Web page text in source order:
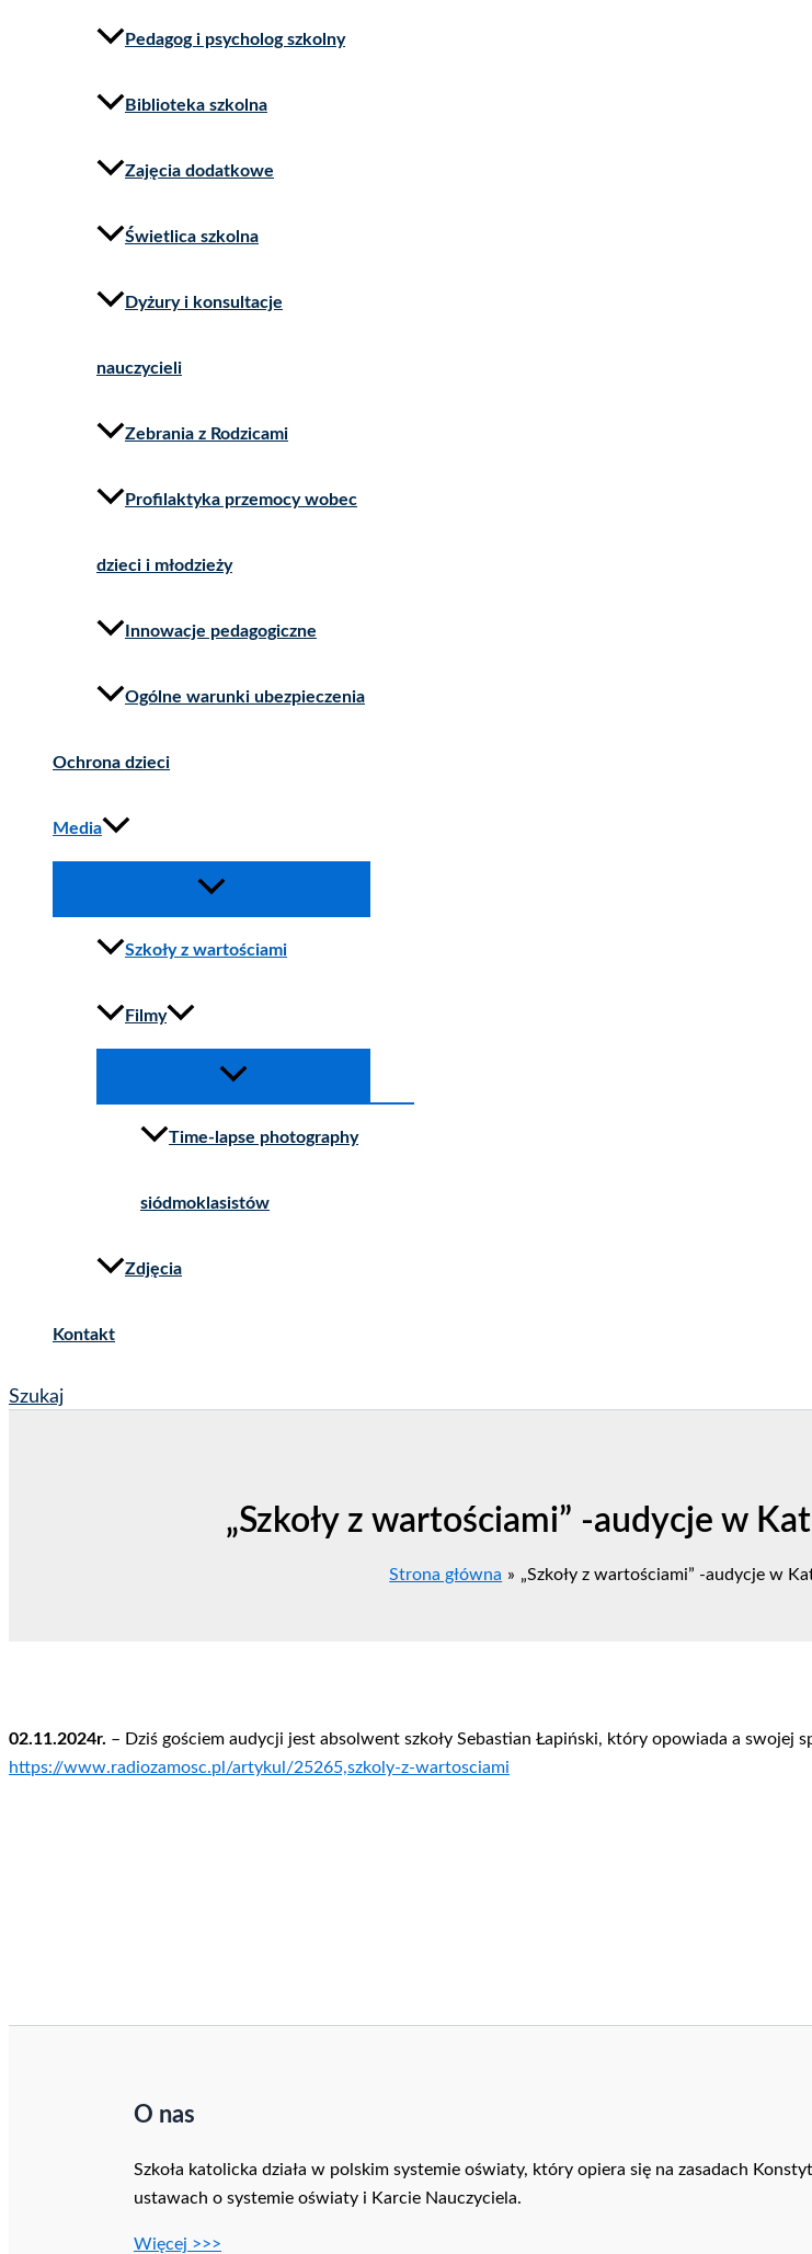
Pedagog i psycholog szkolny
Biblioteka szkolna
Zajęcia dodatkowe
Świetlica szkolna
Dyżury i konsultacje
nauczycieli
Zebrania z Rodzicami
Profilaktyka przemocy wobec
dzieci i młodzieży
Innowacje pedagogiczne
Ogólne warunki ubezpieczenia
Ochrona dzieci
Media
Szkoły z wartościami
Filmy
Time-lapse photography
siódmoklasistów
Zdjęcia
Kontakt
Szukaj
„Szkoły z wartościami” -audycje w
Strona główna „Szkoły z wartościami” -audycje w
02.11.2024r. – Dziś gościem audycji jest absolwent szkoły Sebastian Łapiński, który opowiada a swojej
https://www.radiozamosc.pl/artykul/25265,szkoly-z-wartosciami
O nas
Szkoła katolicka działa w polskim systemie oświaty, który opiera się na zasadach
ustawach o systemie oświaty i Karcie Nauczyciela.
Więcej >>>